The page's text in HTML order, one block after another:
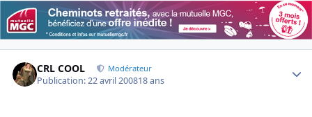
CRL COOL Modérateur
Publication:22 avril 200818 ans